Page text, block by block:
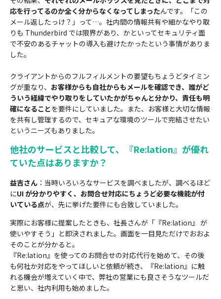
応を行ってるのか全く分からなくなってしまったんです。「この
メール返したっけ？」って…。社内間の情報共有や細かなやり取
りも Thunderbird では限界があり、かといってセキュリティ面
で不安のあるチャットの導入も避けたかったという事情がありま
した。
クライアントからのフルフィルメントの要望もちょうどタイミン
グが重なり、 お客様からも自社からもメールを確認でき、誰がど
ういう経緯でやり取りをしていたかがちゃんと分かり、責任も明
確になることを要件にしていました。また、お客様と大切な情報
を共有し管理するので、セキュアな環境のツールで完結させたい
というニーズもありました。
他社のサービスと比較して、『Re:lation』が優れ
ていた点はありますか？
益吉さん ：当時いろいろなサービスを調べましたが、調べるほど
にUI が分かりやすく、お問合せ対応にちょうど必要な機能が付
いている点が、先に挙げた要件にも合致していました。
実際にお客様に提案したときも、社長さんが「『Re:lation』 が
使いやすそう」と即決されました。画面を一目見ただけでおおよ
そのことが分かると。
『Re:lation』を使ってのお問合せの対応代行を始めて、その後
も何社か対応をやってほしいと依頼が続き、『Re:lation』に触
れる機会が増えていく中で、弊社の営業にも良さそうなツールだ
と思い、社内利用も始めました。